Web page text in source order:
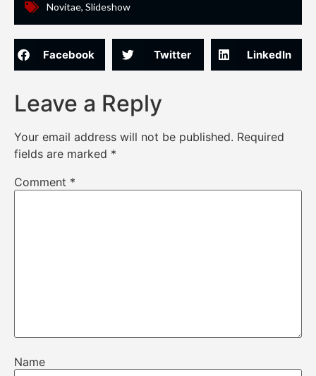
Novitae, Slideshow
Facebook Twitter LinkedIn
Leave a Reply
Your email address will not be published. Required
fields are marked *
Comment *
Name